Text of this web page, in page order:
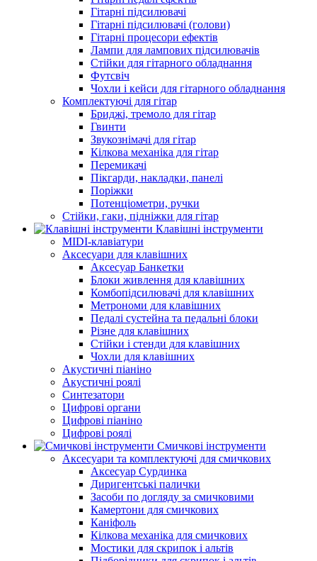
Гітарні підсилювачі
Гітарні підсилювачі (голови)
Гітарні процесори ефектів
Лампи для лампових підсилювачів
Стійки для гітарного обладнання
Футсвіч
Чохли і кейси для гітарного обладнання
Комплектуючі для гітар
Бриджі, тремоло для гітар
Гвинти
Звукознімачі для гітар
Кілкова механіка для гітар
Перемикачі
Пікгарди, накладки, панелі
Поріжки
Потенціометри, ручки
Стійки, гаки, підніжки для гітар
Клавішні інструменти
MIDI-клавіатури
Аксесуари для клавішних
Аксесуар Банкетки
Блоки живлення для клавішних
Комбопідсилювачі для клавішних
Метрономи для клавішних
Педалі сустейна та педальні блоки
Різне для клавішних
Стійки і стенди для клавішних
Чохли для клавішних
Акустичні піаніно
Акустичні роялі
Синтезатори
Цифрові органи
Цифрові піаніно
Цифрові роялі
Смичкові інструменти
Аксесуари та комплектуючі для смичкових
Аксесуар Сурдинка
Диригентські палички
Засоби по догляду за смичковими
Камертони для смичкових
Каніфоль
Кілкова механіка для смичкових
Мостики для скрипок і альтів